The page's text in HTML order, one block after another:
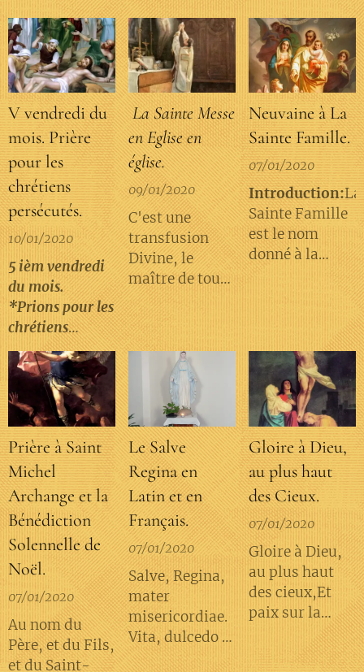
qui a été conçu
du Saint-
Esprit,...
défunts,
spécialement
ceux qui ont le
plus besoin de la
miséricorde du
Seigneur.
Intercède pour
tous ceux qui
nous ont quittés
afin que
s'achève en eux
l'oeuvre de
l'amour qui
purifie.Que
notre prière,
unie à celle de
toute l'Église,
leur obtienne...
monde.
V vendredi du
mois. Prière
pour les
chrétiens
persécutés.
10/01/2020
5 ièm vendredi
du mois.
*Prions pour les
chrétiens
persécutés.
La Sainte Messe
en Eglise en
église.
09/01/2020
C'est une
transfusion
Divine, le
maître de tout,
étant devenu
lui-même
Divinité,
s'offre par la
prière du
prêtre et des
fidèles.La
prière aux
fruits
invisibles
monte et
touche le coeur
de la
Majestueuse
Divinité qui
elle-même se
déverse dans
l'hostie créée
des mains de
Neuvaine à La
Sainte Famille.
07/01/2020
Introduction:La
Sainte Famille
est le nom
donné à la
famille formée
Nazareth et ses
parents, Marie
et Joseph. Elle
est citée en
exemple par
l'Eglise
catholique
romaine pour
toutes les
familles
catholiques.
Les bergers
vinrent en hâte,
et ils trouvèrent
Marie et Joseph
avec le
nouveau-né
couché dans une
Prière à Saint
Michel
Archange et la
Bénédiction
Solennelle de
Noël.
07/01/2020
Au nom du
Père, et du Fils,
et du Saint-
Le Salve
Regina en
Latin et en
Français.
07/01/2020
Salve, Regina,
mater
misericordiae.
Vita, dulcedo et
spes nostra,
Gloire à Dieu,
au plus haut
des Cieux.
07/01/2020
Gloire à Dieu,
au plus haut
des cieux,Et
paix sur la
hommes qu'il